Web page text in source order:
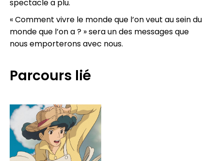
spectacle a plu.
« Comment vivre le monde que l’on veut au sein du
monde que l’on a ? » sera un des messages que
nous emporterons avec nous.
Parcours lié